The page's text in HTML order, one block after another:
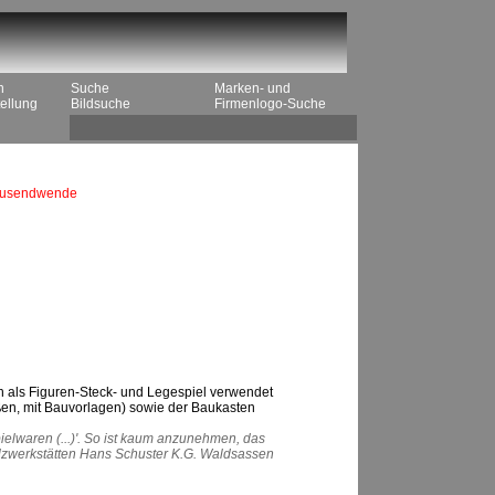
Suche
Bildsuche
Marken- und
Firmenlogo-Suche
Figuren-Steck- und Legespiel verwendet
mit Bauvorlagen) sowie der Baukasten
(...)'. So ist kaum anzunehmen, das
Hans Schuster K.G. Waldsassen